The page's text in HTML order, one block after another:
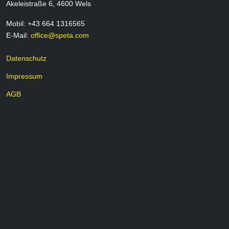
Akeleistraße 6, 4600 Wels
Mobil: +43 664 1316565
E-Mail: office@speta.com
Datenschutz
Impressum
AGB